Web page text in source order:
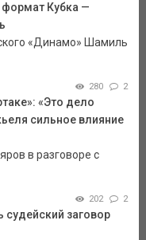
Кубка —
«Динамо» Шамиль
280 2
«Это дело
сильное влияние
в разговоре с
202 2
судейский заговор